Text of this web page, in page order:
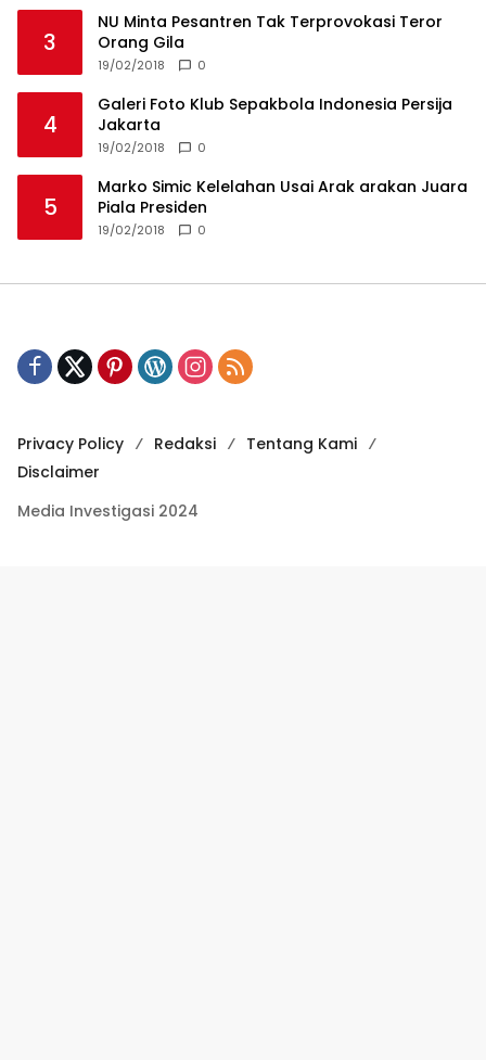
3
NU Minta Pesantren Tak Terprovokasi Teror
Orang Gila
19/02/2018 0
4
Galeri Foto Klub Sepakbola Indonesia Persija
Jakarta
19/02/2018 0
5
Marko Simic Kelelahan Usai Arak arakan Juara
Piala Presiden
19/02/2018 0
Privacy Policy Redaksi
Tentang Kami
Disclaimer
Media Investigasi 2024